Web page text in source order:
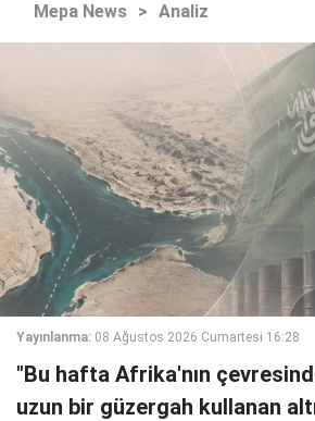
Mepa News > Analiz
Yayınlanma: 08 Ağustos 2026 Cumartesi 16:28
"Bu hafta Afrika'nın
uzun bir güzergah kullanan